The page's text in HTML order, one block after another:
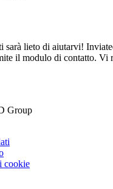
sarà lieto di aiutarvi!
il modulo di contatto. Vi
Group
cookie